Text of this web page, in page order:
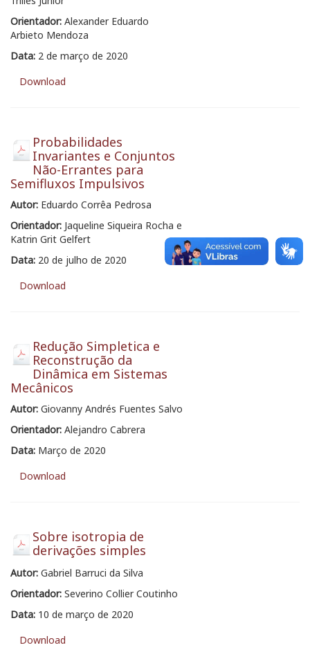
Orientador: Alexander Eduardo
Arbieto Mendoza
Data: 2 de março de 2020
Download
Probabilidades
Invariantes e Conjuntos
Não-Errantes para
Semifluxos Impulsivos
Autor: Eduardo Corrêa Pedrosa
Orientador: Jaqueline Siqueira Rocha e
Katrin Grit Gelfert
Data: 20 de julho de 2020
Download
Redução Simpletica e
Reconstrução da
Dinâmica em Sistemas
Mecânicos
Autor: Giovanny Andrés Fuentes Salvo
Orientador: Alejandro Cabrera
Data: Março de 2020
Download
Sobre isotropia de
derivações simples
Autor: Gabriel Barruci da Silva
Orientador: Severino Collier Coutinho
Data: 10 de março de 2020
Download